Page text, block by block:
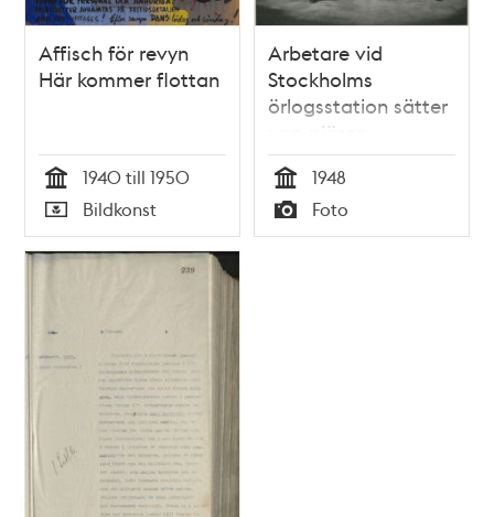
Affisch för revyn
Här kommer flottan
Tid
1940 till 1950
Typ
Bildkonst
Arbetare vid
Stockholms
örlogsstation sätter
upp pjäsen
"Vårknas"
Tid
1948
Typ
Foto